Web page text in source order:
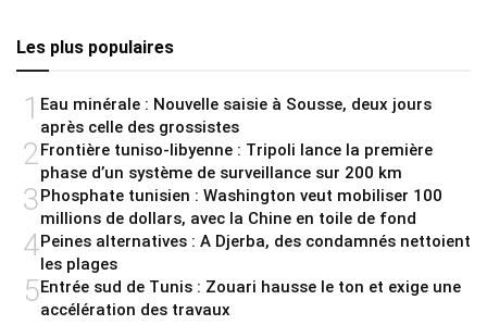
Les plus populaires
1 Eau minérale : Nouvelle saisie à Sousse, deux jours
après celle des grossistes
2 Frontière tuniso-libyenne : Tripoli lance la première
phase d’un système de surveillance sur 200 km
3Phosphate tunisien : Washington veut mobiliser 100
millions de dollars, avec la Chine en toile de fond
4Peines alternatives : A Djerba, des condamnés nettoient
les plages
5Entrée sud de Tunis : Zouari hausse le ton et exige une
accélération des travaux